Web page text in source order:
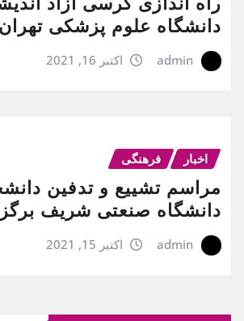
دانشگاه علوم پزشکی تهران
admin اکتبر 16, 2021
اخبار فرهنگی
مراسم تشییع و تدفین
دانشگاه صنعتی شریف
admin اکتبر 15, 2021